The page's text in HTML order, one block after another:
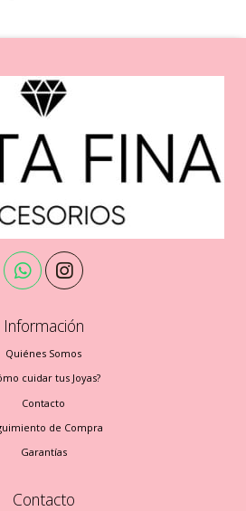
Información
Quiénes Somos
cuidar tus Joyas?
Contacto
de Compra
Garantías
Contacto